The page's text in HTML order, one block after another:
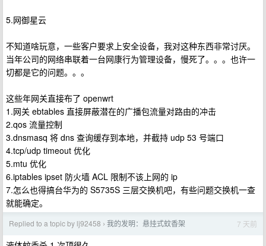
5.网御星云
不知道啥玩意，一些客户要求上安全设备，我对这种东西非常讨厌。
当年公司的网络串联着一台网康行为管理设备，慢死了。。。也许一
切都是它的问题。。。
这些年网关直接布了 openwrt
1.网关 ebtables 直接屏蔽潜在的广播包流量对路由的冲击
2.qos 流量控制
3.dnsmasq 将 dns 查询缓存到本地，并截持 udp 53 号端口
4.tcp/udp timeout 优化
5.mtu 优化
6.iptables ipset 防火墙 ACL 限制不该上网的 ip
7.怎么也得搞台华为的 S5735S 三层交换机吧，有些问题交换机一查
就能确定。
Replied to a topic by lj92458 › 我的发明：悬挂式蚊香架 7 天前